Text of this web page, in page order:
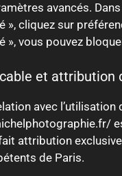
avancés.
», cliquez sur
», vous pouvez
et attribution
avec l’utilisation
attribution
de Paris.